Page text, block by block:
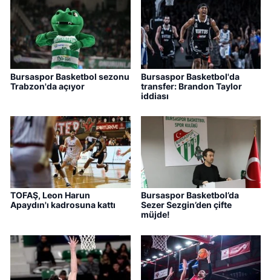
Bursaspor Basketbol sezonu
Trabzon'da açıyor
Bursaspor Basketbol'da
transfer: Brandon Taylor
iddiası
TOFAŞ, Leon Harun
Apaydın'ı kadrosuna kattı
Bursaspor Basketbol’da
Sezer Sezgin’den çifte
müjde!